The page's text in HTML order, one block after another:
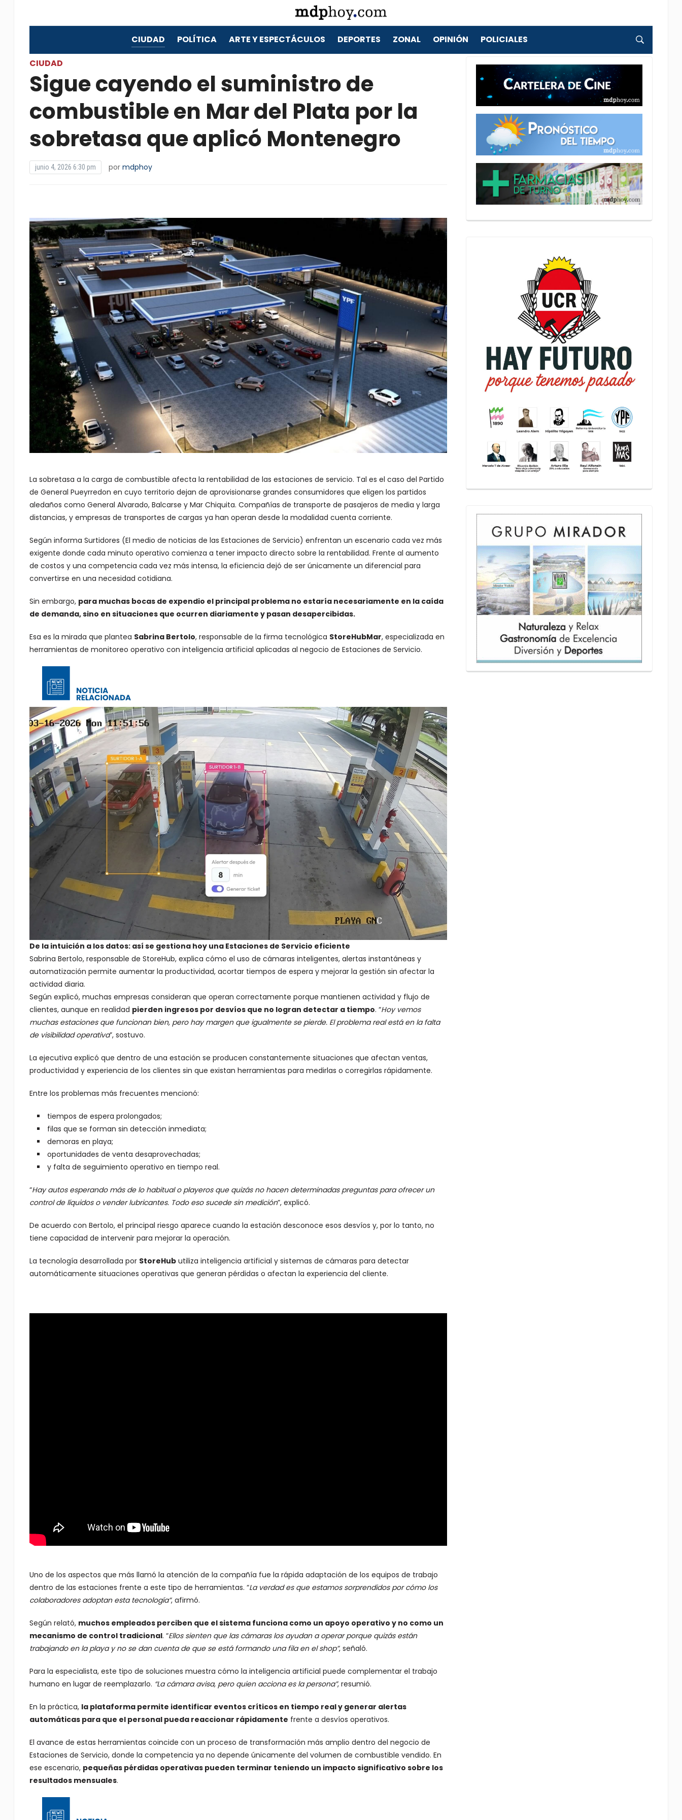
CIUDAD POLÍTICA ARTE Y ESPECTÁCULOS DEPORTES ZONAL OPINIÓN POLICIALES
CIUDAD
Sigue cayendo el suministro de
combustible en Mar del Plata por la
sobretasa que aplicó Montenegro
junio 4, 2026 6:30 pm por mdphoy
La sobretasa a la carga de combustible afecta la rentabilidad de las estaciones de servicio. Tal es el caso del Partido
de General Pueyrredon en cuyo territorio dejan de aprovisionarse grandes consumidores que eligen los partidos
aledaños como General Alvarado, Balcarse y Mar Chiquita. Compañías de transporte de pasajeros de media y larga
distancias, y empresas de transportes de cargas ya han operan desde la modalidad cuenta corriente.
Según informa Surtidores (El medio de noticias de las Estaciones de Servicio) enfrentan un escenario cada vez más
exigente donde cada minuto operativo comienza a tener impacto directo sobre la rentabilidad. Frente al aumento
de costos y una competencia cada vez más intensa, la eficiencia dejó de ser únicamente un diferencial para
convertirse en una necesidad cotidiana.
Sin embargo, para muchas bocas de expendio el principal problema no estaría necesariamente en la caída
de demanda, sino en situaciones que ocurren diariamente y pasan desapercibidas.
Esa es la mirada que plantea Sabrina Bertolo, responsable de la firma tecnológica StoreHubMar, especializada en
herramientas de monitoreo operativo con inteligencia artificial aplicadas al negocio de Estaciones de Servicio.
De la intuición a los datos: así se gestiona hoy una Estaciones de Servicio eficiente
Sabrina Bertolo, responsable de StoreHub, explica cómo el uso de cámaras inteligentes, alertas instantáneas y
automatización permite aumentar la productividad, acortar tiempos de espera y mejorar la gestión sin afectar la
actividad diaria.
Según explicó, muchas empresas consideran que operan correctamente porque mantienen actividad y flujo de
clientes, aunque en realidad pierden ingresos por desvíos que no logran detectar a tiempo. “Hoy vemos
muchas estaciones que funcionan bien, pero hay margen que igualmente se pierde. El problema real está en la falta
de visibilidad operativa”, sostuvo.
La ejecutiva explicó que dentro de una estación se producen constantemente situaciones que afectan ventas,
productividad y experiencia de los clientes sin que existan herramientas para medirlas o corregirlas rápidamente.
Entre los problemas más frecuentes mencionó:
tiempos de espera prolongados;
filas que se forman sin detección inmediata;
demoras en playa;
oportunidades de venta desaprovechadas;
y falta de seguimiento operativo en tiempo real.
“Hay autos esperando más de lo habitual o playeros que quizás no hacen determinadas preguntas para ofrecer un
control de líquidos o vender lubricantes. Todo eso sucede sin medición”, explicó.
De acuerdo con Bertolo, el principal riesgo aparece cuando la estación desconoce esos desvíos y, por lo tanto, no
tiene capacidad de intervenir para mejorar la operación.
La tecnología desarrollada por StoreHubutiliza inteligencia artificial y sistemas de cámaras para detectar
automáticamente situaciones operativas que generan pérdidas o afectan la experiencia del cliente.
Uno de los aspectos que más llamó la atención de la compañía fue la rápida adaptación de los equipos de trabajo
dentro de las estaciones frente a este tipo de herramientas. “La verdad es que estamos sorprendidos por cómo los
colaboradores adoptan esta tecnología”, afirmó.
Según relató, muchos empleados perciben que el sistema funciona como un apoyo operativo y no como un
mecanismo de control tradicional. “Ellos sienten que las cámaras los ayudan a operar porque quizás están
trabajando en la playa y no se dan cuenta de que se está formando una fila en el shop”, señaló.
Para la especialista, este tipo de soluciones muestra cómo la inteligencia artificial puede complementar el trabajo
humano en lugar de reemplazarlo. “La cámara avisa, pero quien acciona es la persona”, resumió.
En la práctica, la plataforma permite identificar eventos críticos en tiempo real y generar alertas
automáticas para que el personal pueda reaccionar rápidamente frente a desvíos operativos.
El avance de estas herramientas coincide con un proceso de transformación más amplio dentro del negocio de
Estaciones de Servicio, donde la competencia ya no depende únicamente del volumen de combustible vendido. En
ese escenario, pequeñas pérdidas operativas pueden terminar teniendo un impacto significativo sobre los
resultados mensuales.